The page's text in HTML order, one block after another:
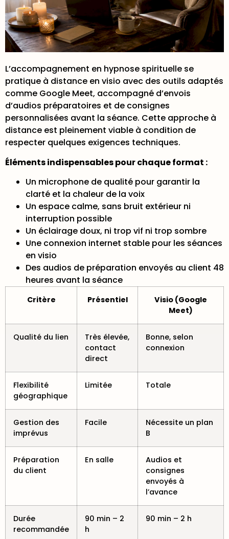
L’accompagnement en hypnose spirituelle se
pratique à distance en visio avec des outils adaptés
comme Google Meet, accompagné d’envois
d’audios préparatoires et de consignes
personnalisées avant la séance. Cette approche à
distance est pleinement viable à condition de
respecter quelques exigences techniques.
Éléments indispensables pour chaque format :
Un microphone de qualité pour garantir la
clarté et la chaleur de la voix
Un espace calme, sans bruit extérieur ni
interruption possible
Un éclairage doux, ni trop vif ni trop sombre
Une connexion internet stable pour les séances
en visio
Des audios de préparation envoyés au client 48
heures avant la séance
Critère Présentiel
Visio (Google
Meet)
Qualité du lien
Très élevée,
contact
direct
Bonne, selon
connexion
Flexibilité
géographique
Limitée Totale
Gestion des
imprévus
Facile
Nécessite un plan
B
Préparation
du client
En salle
Audios et
consignes
envoyés à
l’avance
Durée
recommandée
90 min – 2
h
90 min – 2 h